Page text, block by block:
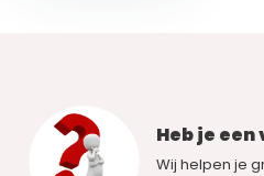
Heb je
Wij helpen je